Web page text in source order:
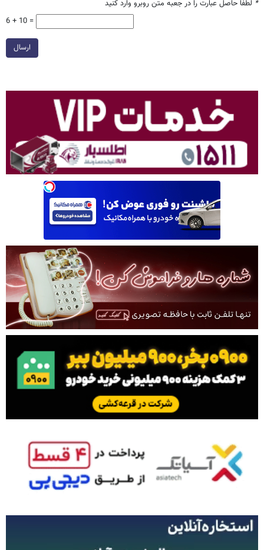
* لطفا حاصل عبارت را در جعبه متن روبرو وارد کنید
6 + 10 =
ارسال